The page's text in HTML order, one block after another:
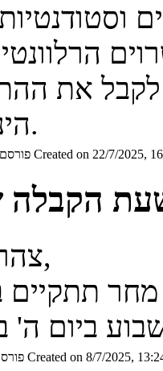
את האישרוים
את
הינכם זכאים.
פורסם ב-22/7/ Created on 22/7/2025,
הקבלה
צהריים טובים,
פורסם ב-8/7/ Created on 8/7/2025,